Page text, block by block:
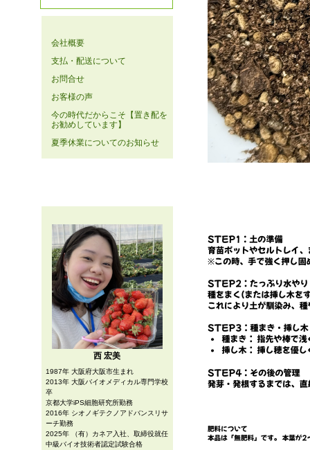
会社概要
支払・配送について
お問合せ
お客様の声
今の時代だからこそ【置き配を
お勧めしています】
夏季休業についてのお知らせ
西 宏美
1987年 大阪府大阪市生まれ
2013年 大阪バイオメディカル専門学校
卒
京都大学iPS細胞研究所勤務
2016年 シオノギテクノアドバンスリサ
ーチ勤務
2025年 （有）カネア入社、取締役就任
中級バイオ技術者認定試験合格